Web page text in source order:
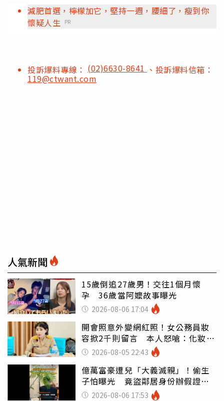
減肥首選，檸檬加它，堅持一週，腰細了，瘦到你
懷疑人生 PR
投訴爆料專線： (02)6630-8641 、投訴爆料信箱：
119@ctwant.com
人氣新聞
15歲倒追27歲男！交往1個月懷
孕 36歲當阿嬤故事曝光
2026-08-06 17:04
開會照意外變網紅照！女公務員妝
容掀2千則留言 本人怒嗆：化妝有
錯嗎2026-08-05 22:43
億萬富豪遭兒「大義滅親」！偷生
子怕曝光 竟盜鄰居身份辦假證落
戶 2026-08-06 17:53